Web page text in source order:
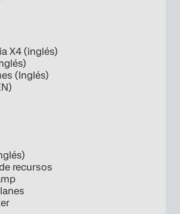
X4 (inglés)
(Inglés)
recursos